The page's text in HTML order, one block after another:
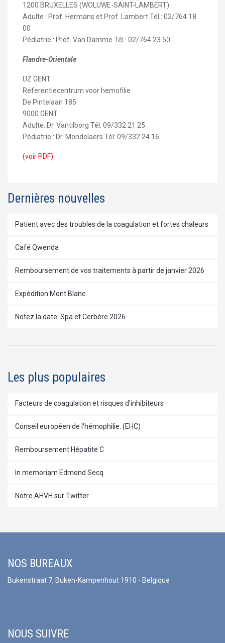
1200 BRUXELLES (WOLUWE-SAINT-LAMBERT)
Adulte : Prof. Hermans et Prof. Lambert Tél : 02/764 18
00
Pédiatrie : Prof. Van Damme Tél : 02/764 23 50
Flandre-Orientale
UZ GENT
Referentiecentrum voor hemofilie
De Pintelaan 185
9000 GENT
Adulte: Dr. Vantilborg Tél: 09/332 21 25
Pédiatrie : Dr. Mondelaers Tél: 09/332 24 16
(voir PDF)
Dernières nouvelles
Patient avec des troubles de la coagulation et fortes chaleurs
Café Qwenda
Remboursement de vos traitements à partir de janvier 2026
Expédition Mont Blanc
Notez la date: Spa et Cerbère 2026
Les plus populaires
Facteurs de coagulation et risques d'inhibiteurs
Conseil européen de l'hémophilie. (EHC)
Remboursement Hépatite C
In memoriam Edmond Secq
Notre AHVH sur Twitter
NOS BUREAUX
Bukenstraat 7, Buken-Kampenhout 1910 - Belgique
NOUS SUIVRE